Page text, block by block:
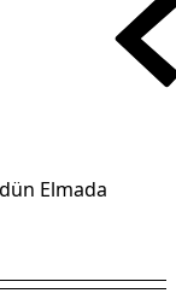
Elmada